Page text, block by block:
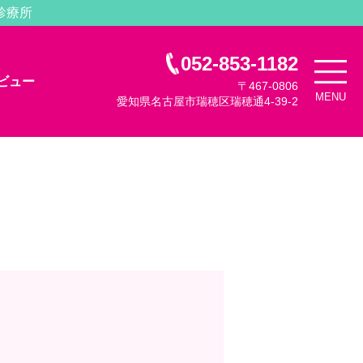
療所
ュー
052-853-1182
〒467-0806
愛知県名古屋市瑞穂区瑞穂通4-39-2
MENU